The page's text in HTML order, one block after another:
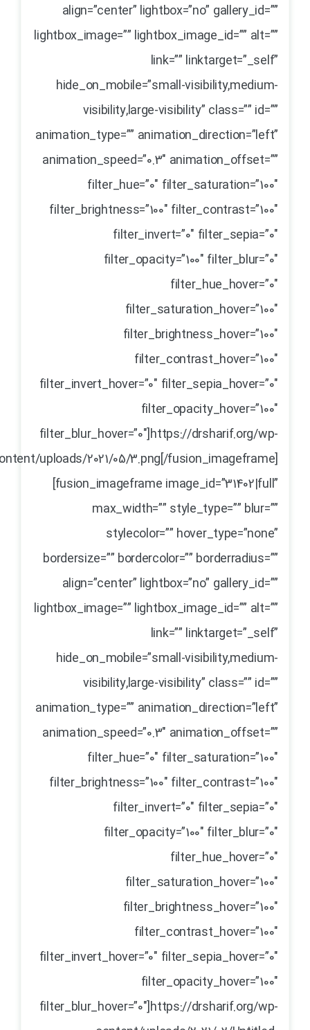
align=”center” lightbox=”no” gallery_id=””
lightbox_image=”” lightbox_image_id=”” alt=””
link=”” linktarget=”_self”
hide_on_mobile=”small-visibility,medium-
visibility,large-visibility” class=”” id=””
animation_type=”” animation_direction=”left”
animation_speed=”0.3″ animation_offset=””
filter_hue=”0″ filter_saturation=”100″
filter_brightness=”100″ filter_contrast=”100″
filter_invert=”0″ filter_sepia=”0″
filter_opacity=”100″ filter_blur=”0″
filter_hue_hover=”0″
filter_saturation_hover=”100″
filter_brightness_hover=”100″
filter_contrast_hover=”100″
filter_invert_hover=”0″ filter_sepia_hover=”0″
filter_opacity_hover=”100″
filter_blur_hover=”0″]https://drsharif.org/wp-
uploads/2021/05/3.png[/fusion_imageframe]
[fusion_imageframe image_id=”31402|full”
max_width=”” style_type=”” blur=””
stylecolor=”” hover_type=”none”
bordersize=”” bordercolor=”” borderradius=””
align=”center” lightbox=”no” gallery_id=””
lightbox_image=”” lightbox_image_id=”” alt=””
link=”” linktarget=”_self”
hide_on_mobile=”small-visibility,medium-
visibility,large-visibility” class=”” id=””
animation_type=”” animation_direction=”left”
animation_speed=”0.3″ animation_offset=””
filter_hue=”0″ filter_saturation=”100″
filter_brightness=”100″ filter_contrast=”100″
filter_invert=”0″ filter_sepia=”0″
filter_opacity=”100″ filter_blur=”0″
filter_hue_hover=”0″
filter_saturation_hover=”100″
filter_brightness_hover=”100″
filter_contrast_hover=”100″
filter_invert_hover=”0″ filter_sepia_hover=”0″
filter_opacity_hover=”100″
filter_blur_hover=”0″]https://drsharif.org/wp-